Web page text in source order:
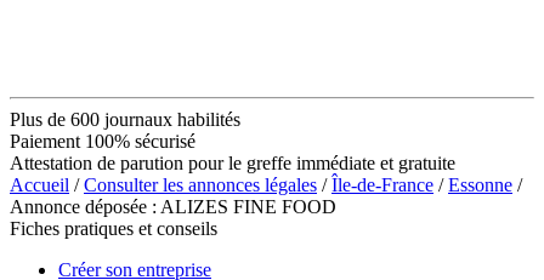
Plus de 600 journaux habilités
Paiement 100% sécurisé
Attestation de parution pour le greffe immédiate et gratuite
Accueil /Consulter les annonces légales /Île-de-France /Essonne /
Annonce déposée : ALIZES FINE FOOD
Fiches pratiques et conseils
Créer son entreprise